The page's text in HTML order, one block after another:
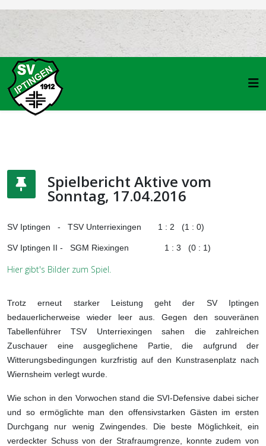
Spielbericht Aktive vom
Sonntag, 17.04.2016
SV Iptingen - TSV Unterriexingen 1 : 2 (1 : 0)
SV Iptingen II - SGM Riexingen 1 : 3 (0 : 1)
Hier gibt's Bilder zum Spiel.
Trotz erneut starker Leistung geht der SV Iptingen
bedauerlicherweise wieder leer aus. Gegen den souveränen
Tabellenführer TSV Unterriexingen sahen die zahlreichen
Zuschauer eine ausgeglichene Partie, die aufgrund der
Witterungsbedingungen kurzfristig auf den Kunstrasenplatz nach
Wiernsheim verlegt wurde.
Wie schon in den Vorwochen stand die SVI-Defensive dabei sicher
und so ermöglichte man den offensivstarken Gästen im ersten
Durchgang nur wenig Zwingendes. Die beste Möglichkeit, ein
verdeckter Schuss von der Strafraumgrenze, konnte zudem von